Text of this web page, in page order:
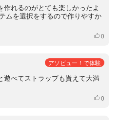
作れるのがとても楽しかったよ
ムを選択をするので作りやすか
いいね
0
アソビュー！で体験
遊べてストラップも貰えて大満
いいね
0